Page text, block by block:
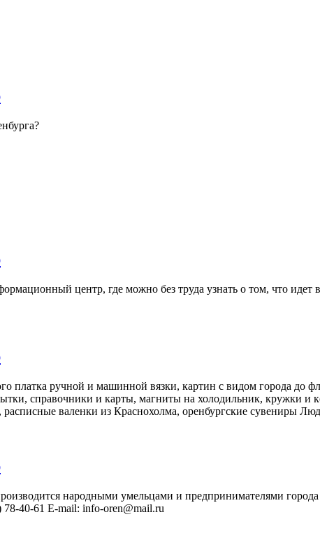
центр, где можно без труда узнать о том, что идет
платка ручной и машинной вязки, картин с видом города до
справочники и карты, магниты на холодильник, кружки и
расписные валенки из Краснохолма, оренбургские сувениры
народными умельцами и предпринимателями
78-40-61 E-mail: info-oren@mail.ru